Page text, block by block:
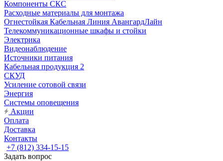
Компоненты СКС
Расходные материалы для монтажа
Огнестойкая Кабельная Линия АвангардЛайн
Телекоммуникационные шкафы и стойки
Электрика
Видеонаблюдение
Источники питания
Кабельная продукция 2
СКУД
Усиление сотовой связи
Энергия
Системы оповещения
Акции
Оплата
Доставка
Контакты
+7 (812) 334-15-15
Задать вопрос